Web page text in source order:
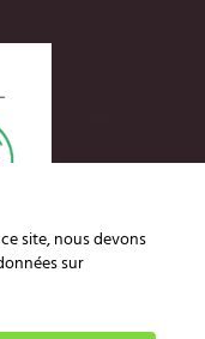
site, nous devons
sur